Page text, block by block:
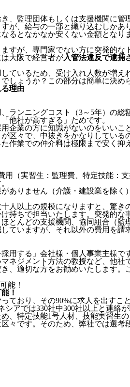
、 監理団体もしくは支援機関に管
が、給与の一部と織り込むしか
るとなかなか安くない金額とな
すが、専門家でない方に突発的
大阪で経営者が入管法違反で逮捕
ているため、受け入れ人数が増
しょうか？この部分は簡単に決め
理由
ランニングコスト（3～5年）の総
「他社が高すぎる」 ためです。
企業の方に知識がないのをいい
区々で、中抜きをかなりしてい
作業での仲介料は極限まで安く抑
用（実習生：監理費、特定技能：
ありません（介護・建設業を除
人以上の規模になりますと、驚
持ちで担当いたします。突発的
とんどの支援機関、協同組合（
ていますが、それ以外の費用を請
用する」 会社様・個人事業主様で
ネジメント方法の教授など、 他社
、適切な方をお勧めいたします
！
ており、その90%に求人を出すこ
アでは330社中300社以上と連絡
、特定技能1号人材、技能実習
々です。そのため、弊社では選考